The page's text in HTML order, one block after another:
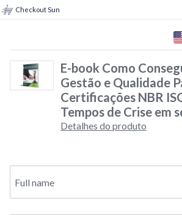
Checkout Sun
E-book Como
Gestão e Qualidade
Certificações NBR
Tempos de Crise em
Detalhes do produto
Full name